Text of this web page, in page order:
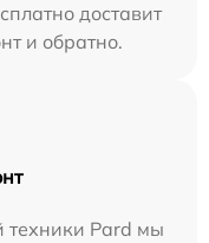
доставит
и обратно.
техники Pard мы